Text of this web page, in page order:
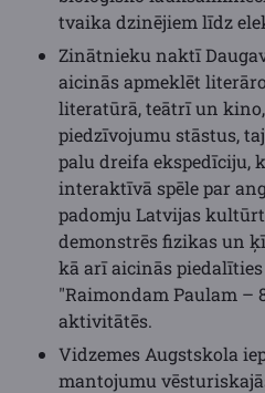
tvaika dzinējiem līdz
Zinātnieku naktī
aicinās apmeklēt
literatūrā, teātrī un
piedzīvojumu stāstus,
palu dreifa ekspedīciju,
interaktīvā spēle par
padomju Latvijas
demonstrēs fizikas un
kā arī aicinās
"Raimondam Paulam –
aktivitātēs.
Vidzemes Augstskola
mantojumu